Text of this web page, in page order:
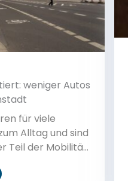
weniger Autos
für viele
Alltag und sind
Teil der Mobilität.
weniger Verkehr